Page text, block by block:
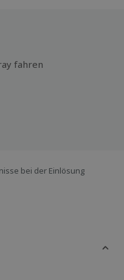
fahren
bei der Einlösung